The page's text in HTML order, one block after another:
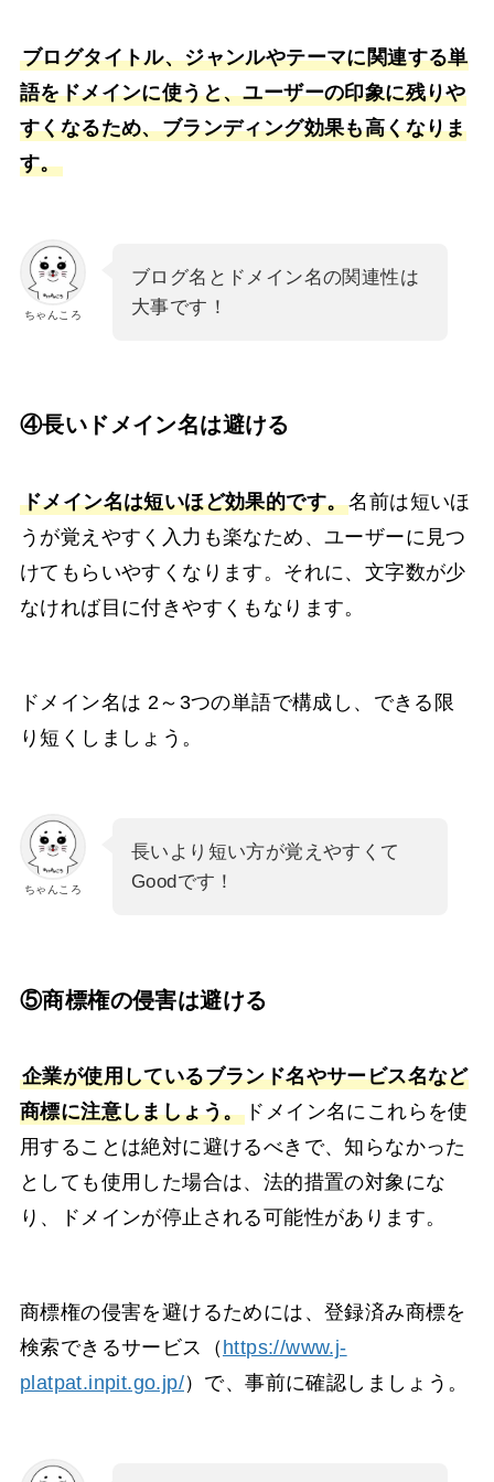
ブログタイトル、ジャンルやテーマに関連する単
語をドメインに使うと、ユーザーの印象に残りや
すくなるため、ブランディング効果も高くなりま
す。
ちゃんころ
ブログ名とドメイン名の関連性は
大事です！
④長いドメイン名は避ける
ドメイン名は短いほど効果的です。名前は短いほ
うが覚えやすく入力も楽なため、ユーザーに見つ
けてもらいやすくなります。それに、文字数が少
なければ目に付きやすくもなります。
ドメイン名は 2～3つの単語で構成し、できる限
り短くしましょう。
ちゃんころ
長いより短い方が覚えやすくて
Goodです！
⑤商標権の侵害は避ける
企業が使用しているブランド名やサービス名など
商標に注意しましょう。 ドメイン名にこれらを使
用することは絶対に避けるべきで、知らなかった
としても使用した場合は、法的措置の対象にな
り、ドメインが停止される可能性があります。
商標権の侵害を避けるためには、登録済み商標を
検索できるサービス（ https://www.j-
platpat.inpit.go.jp/）で、事前に確認しましょう。